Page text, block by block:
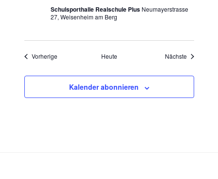
Schulsporthalle Realschule Plus Neumayerstrasse
27, Weisenheim am Berg
VorherigeVeranstaltungen Heute Nächste
Kalender abonnieren